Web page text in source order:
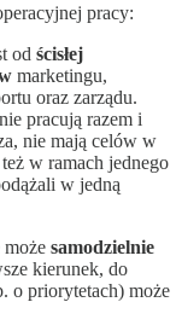
pracy:
od ścisłej
marketingu,
oraz zarządu.
pracują razem i
nie mają celów w
w ramach jednego
w jedną
może samodzielnie
kierunek, do
o priorytetach) może